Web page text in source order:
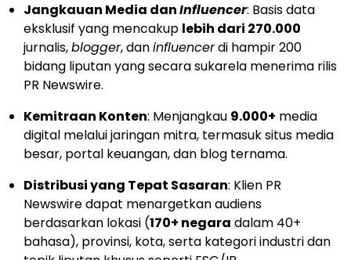
Jangkauan Media danInfluencer: Basis data
eksklusif yang mencakup lebih dari 270.000
jurnalis,blogger, daninfluencerdi hampir 200
bidang liputan yang secara sukarela menerima rilis
PR Newswire.
Kemitraan Konten: Menjangkau 9.000+ media
digital melalui jaringan mitra, termasuk situs media
besar, portal keuangan, dan blog ternama.
Distribusi yang Tepat Sasaran: Klien PR
Newswire dapat menargetkan audiens
berdasarkan lokasi (170+ negara dalam 40+
bahasa), provinsi, kota, serta kategori industri dan